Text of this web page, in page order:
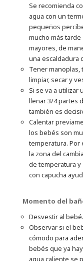
Se recomienda
agua con un
pequeños
mucho más
mayores, de
una escaldadura
Tener manoplas,
limpiar, secar y
Si se va a utilizar
llenar 3/4 partes
también es
Calentar
los bebés son
temperatura. Por
la zona del
de temperatura
con capucha
Momento del
Desvestir al bebé.
Observar si el
cómodo para
bebés que ya
agua caliente se